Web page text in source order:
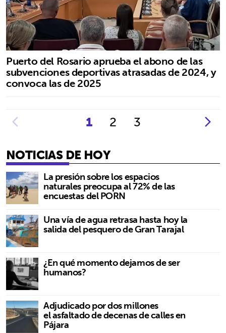
Puerto del Rosario aprueba el abono de las
subvenciones deportivas atrasadas de 2024, y
convoca las de 2025
1 2
3
NOTICIAS DE HOY
La presión sobre los espacios
naturales preocupa al 72% de las
encuestas del PORN
Una vía de agua retrasa hasta hoy la
salida del pesquero de Gran Tarajal
¿En qué momento dejamos de ser
humanos?
Adjudicado por dos millones
el asfaltado de decenas de calles en
Pájara